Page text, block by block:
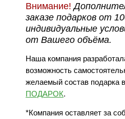
Внимание!
заказе подарков от
индивидуальные
от Вашего объёма.
Наша компания
возможность
желаемый состав подарка
ПОДАРОК.
*Компания оставляет за